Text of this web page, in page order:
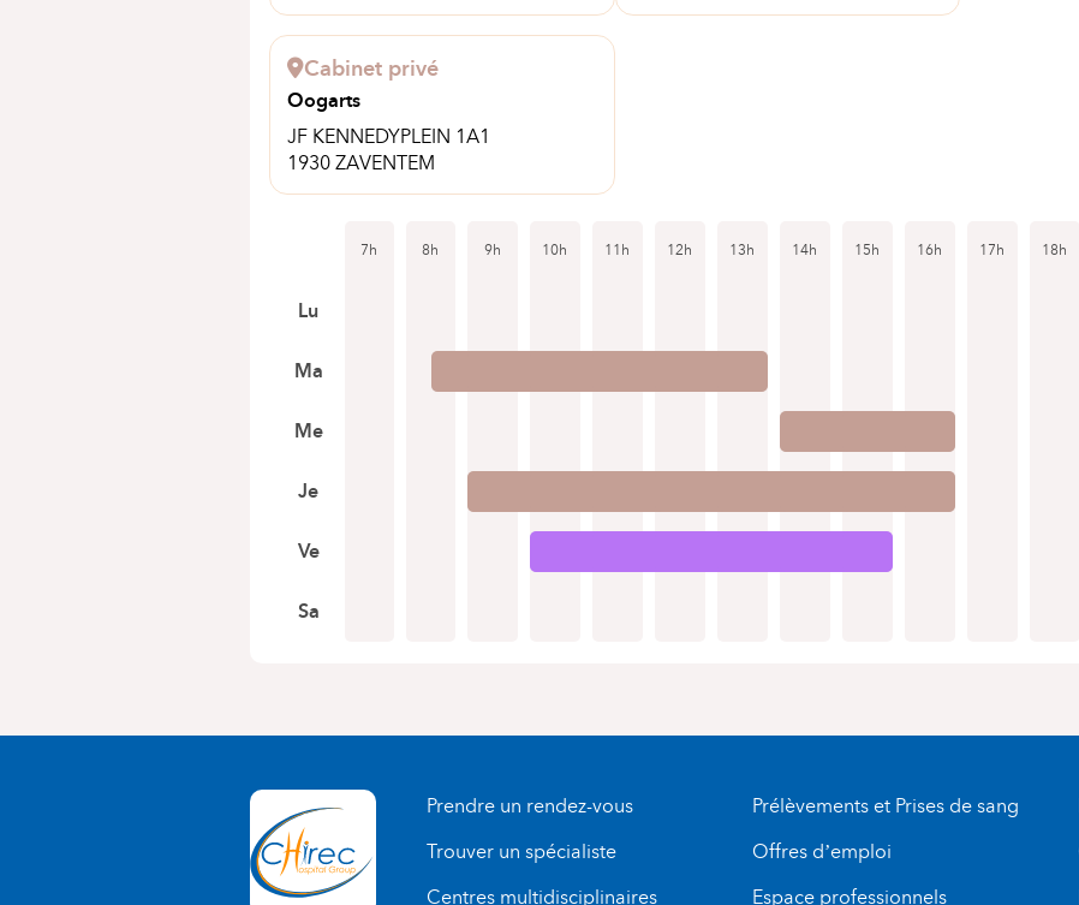
Cabinet privé
Oogarts
JF KENNEDYPLEIN 1A1
1930 ZAVENTEM
7h 8h 9h 10h 11h 12h 13h 14h 15h 16h 17h 18h
Lu
Ma
Me
Je
Ve
Sa
Prendre un rendez-vous
Trouver un spécialiste
Centres multidisciplinaires
Prélèvements et Prises de sang
Offres d’emploi
Espace professionnels